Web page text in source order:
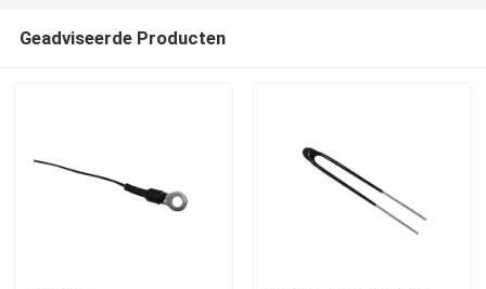
Geadviseerde Producten